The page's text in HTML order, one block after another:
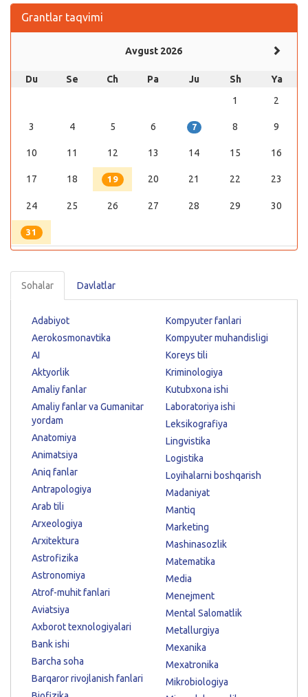
Grantlar taqvimi
Avgust 2026
Du Se Ch Pa Ju Sh
Ya
1
2
3 4 5 6 7 8 9
10 11 12 13 14 15 16
17 18 19 20 21 22 23
24 25 26 27 28 29 30
31
Sohalar Davlatlar
Adabiyot
Aerokosmonavtika
AI
Aktyorlik
Amaliy fanlar
Amaliy fanlar va Gumanitar
yordam
Anatomiya
Animatsiya
Aniq fanlar
Antrapologiya
Arab tili
Arxeologiya
Arxitektura
Astrofizika
Astronomiya
Atrof-muhit fanlari
Aviatsiya
Axborot texnologiyalari
Bank ishi
Barcha soha
Barqaror rivojlanish fanlari
Kompyuter fanlari
Kompyuter muhandisligi
Koreys tili
Kriminologiya
Kutubxona ishi
Laboratoriya ishi
Leksikografiya
Lingvistika
Logistika
Loyihalarni boshqarish
Madaniyat
Mantiq
Marketing
Mashinasozlik
Matematika
Media
Menejment
Mental Salomatlik
Metallurgiya
Mexanika
Mexatronika
Mikrobiologiya